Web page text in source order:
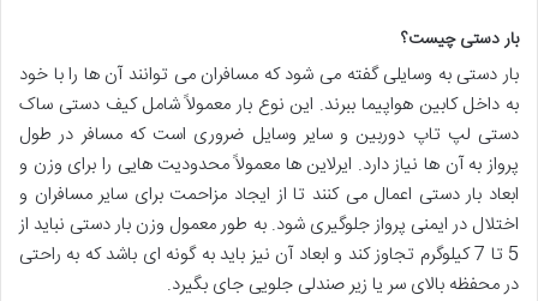
بار دستی چیست؟
بار دستی به وسایلی گفته می شود که مسافران می توانند آن ها را با خود
به داخل کابین هواپیما ببرند. این نوع بار معمولاً شامل کیف دستی ساک
دستی لپ تاپ دوربین و سایر وسایل ضروری است که مسافر در طول
پرواز به آن ها نیاز دارد. ایرلاین ها معمولاً محدودیت هایی را برای وزن و
ابعاد بار دستی اعمال می کنند تا از ایجاد مزاحمت برای سایر مسافران و
اختلال در ایمنی پرواز جلوگیری شود. به طور معمول وزن بار دستی نباید از
5 تا 7 کیلوگرم تجاوز کند و ابعاد آن نیز باید به گونه ای باشد که به راحتی
در محفظه بالای سر یا زیر صندلی جلویی جای بگیرد.